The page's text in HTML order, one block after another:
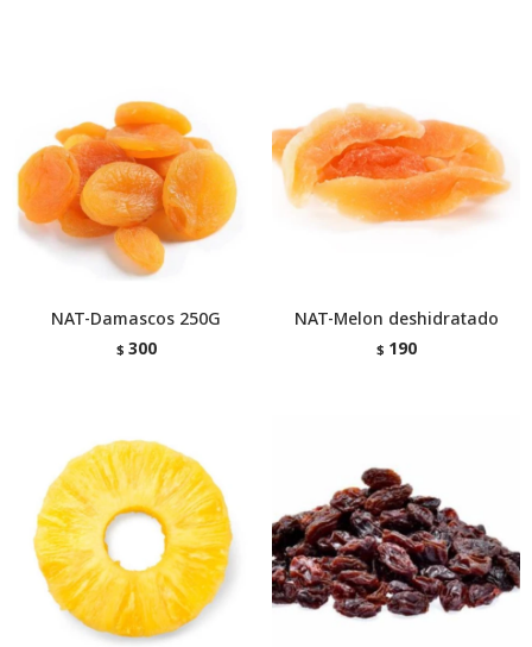
NAT-Damascos 250G
$ 300
NAT-Melon deshidratado
$ 190